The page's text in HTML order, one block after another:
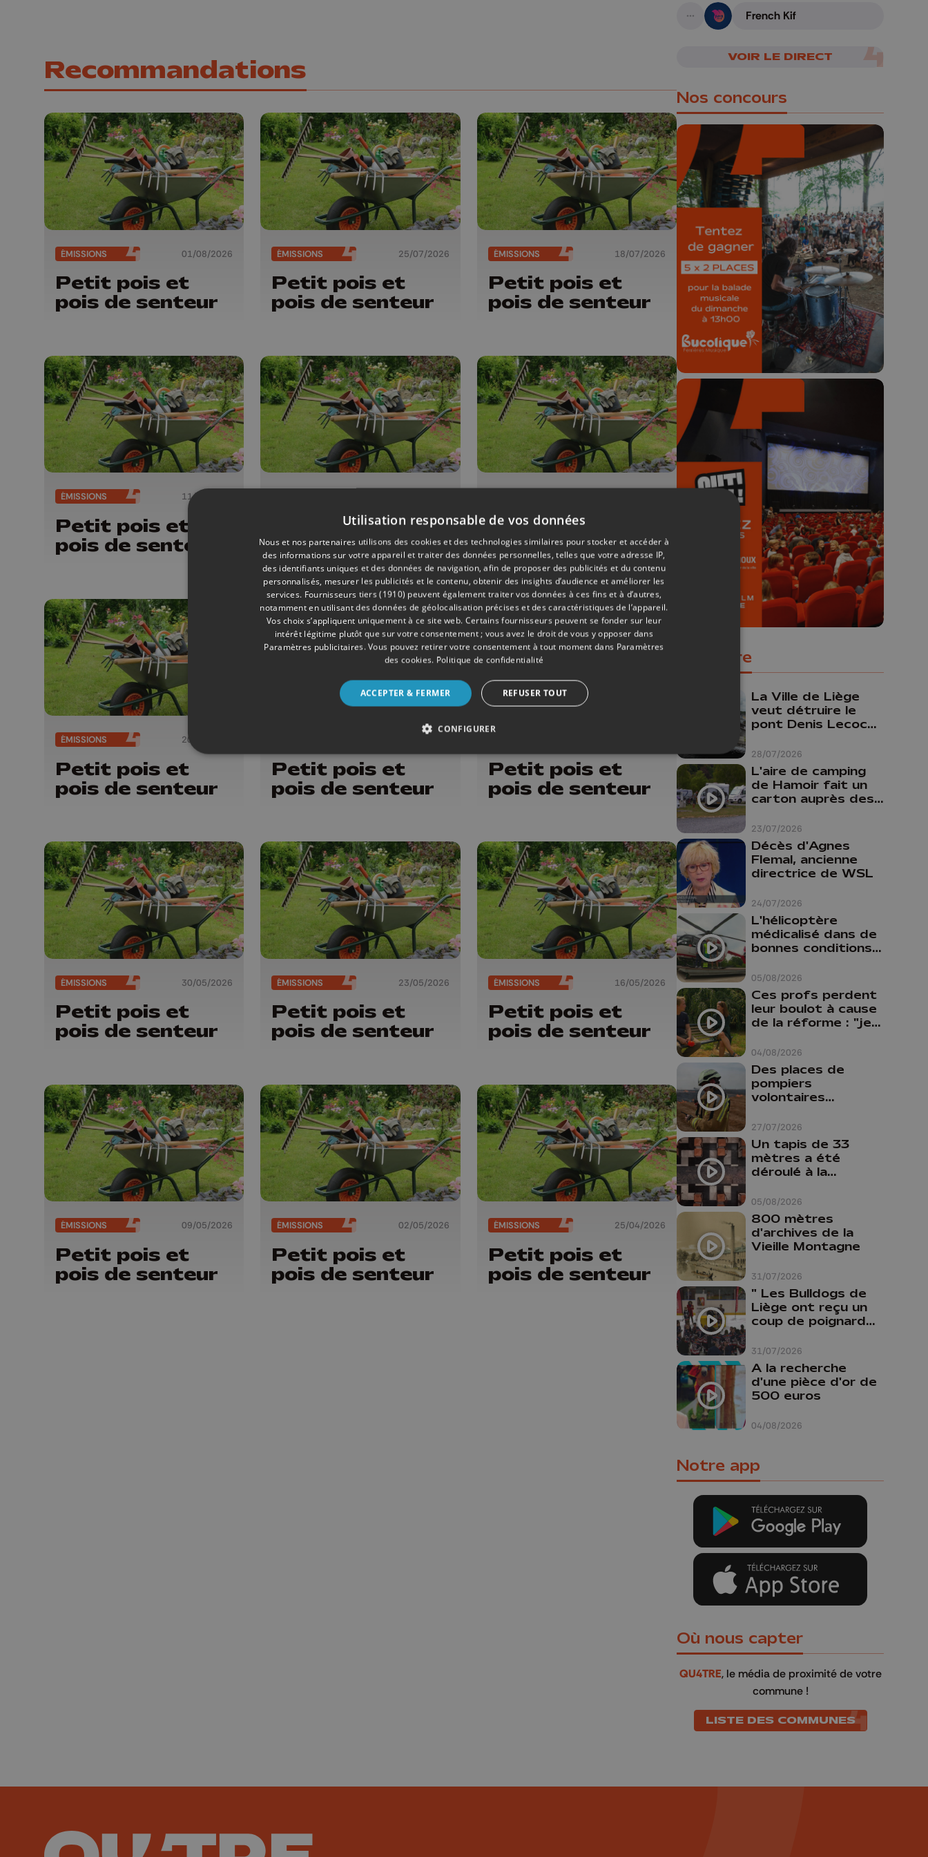
Recommandations
ÉMISSIONS 01/08/2026
Petit pois et
pois de senteur
ÉMISSIONS 25/07/2026
Petit pois et
pois de senteur
ÉMISSIONS 18/07/2026
Petit pois et
pois de senteur
ÉMISSIONS 11/07/2026
Petit pois et
pois de senteur
Petit pois et
pois de senteur
Petit pois et
pois de senteur
ÉMISSIONS 20/06/2026
Petit pois et
pois de senteur
Petit pois et
pois de senteur
Petit pois et
pois de senteur
ÉMISSIONS 30/05/2026
Petit pois et
pois de senteur
ÉMISSIONS 23/05/2026
Petit pois et
pois de senteur
ÉMISSIONS 16/05/2026
Petit pois et
pois de senteur
ÉMISSIONS 09/05/2026
Petit pois et
pois de senteur
ÉMISSIONS 02/05/2026
Petit pois et
pois de senteur
ÉMISSIONS 25/04/2026
Petit pois et
pois de senteur
A suivre
French Kif
VOIR LE DIRECT
Nos concours
🎁 Gagnez 5x2
places pour le
Bucolique Ferrières
Festival 🌿🎶
Concours valable jusqu'au 9 août,
23h59.
🎬 Concours CUT x
Les Grignoux ✨
Concours permanent - 2 places à
gagner chaque semaine !
Populaire
28/07/2026
La Ville de Liège
veut détruire le
pont Denis Lecocq
budget pour le
faire
23/07/2026
L'aire de camping
de Hamoir fait un
carton auprès des
24/07/2026
Décès d'Agnes
Flemal, ancienne
directrice de WSL
05/08/2026
L'hélicoptère
médicalisé dans de
bonnes conditions à
04/08/2026
Ces profs perdent
leur boulot à cause
de la réforme : "je
comme prof que
comme
pharmacienne"
27/07/2026
Des places de
pompiers
volontaires
province de Liège :
"Un citoyen qui
n'est formé ne
peut pas nous
aider"
05/08/2026
Un tapis de 33
mètres a été
déroulé à la
Liège
31/07/2026
800 mètres
d'archives de la
Vieille Montagne
31/07/2026
" Les Bulldogs de
Liège ont reçu un
coup de poignard
04/08/2026
A la recherche
d'une pièce d'or de
500 euros
Notre app
Où nous capter
QU4TRE, le média de proximité de votre
commune !
LISTE DES COMMUNES
Utilisation responsable de vos données
Nous et nos partenaires utilisons des cookies et des technologies similaires pour stocker et accéder à
des informations sur votre appareil et traiter des données personnelles, telles que votre adresse IP,
des identifiants uniques et des données de navigation, afin de proposer des publicités et du contenu
personnalisés, mesurer les publicités et le contenu, obtenir des insights d’audience et améliorer les
services. Fournisseurs tiers (1910) peuvent également traiter vos données à ces fins et à d’autres,
notamment en utilisant des données de géolocalisation précises et des caractéristiques de l’appareil.
Vos choix s’appliquent uniquement à ce site web. Certains fournisseurs peuvent se fonder sur leur
intérêt légitime plutôt que sur votre consentement ; vous avez le droit de vous y opposer dans
Paramètres publicitaires. Vous pouvez retirer votre consentement à tout moment dans Paramètres
des cookies. Politique de confidentialité
ACCEPTER & FERMER REFUSER TOUT
CONFIGURER